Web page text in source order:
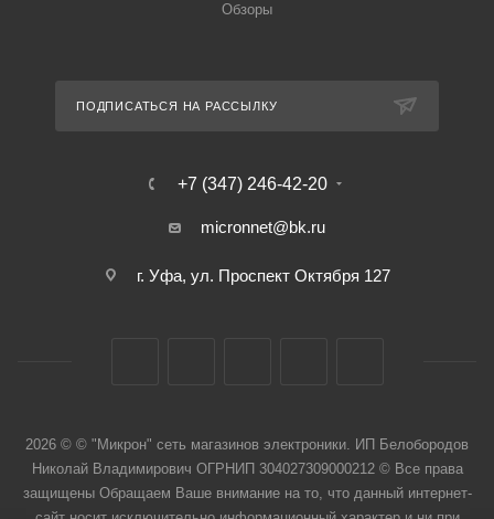
Обзоры
ПОДПИСАТЬСЯ НА РАССЫЛКУ
+7 (347) 246-42-20
micronnet@bk.ru
г. Уфа, ул. Проспект Октября 127
2026 © © "Микрон" сеть магазинов электроники. ИП Белобородов
Николай Владимирович ОГРНИП 304027309000212 © Все права
защищены Обращаем Ваше внимание на то, что данный интернет-